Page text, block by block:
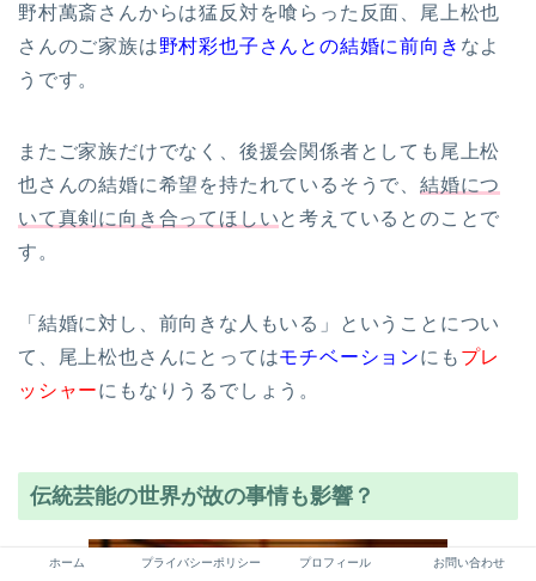
野村萬斎さんからは猛反対を喰らった反面、尾上松也
さんのご家族は野村彩也子さんとの結婚に前向き なよ
うです。
またご家族だけでなく、後援会関係者としても尾上松
也さんの結婚に希望を持たれているそうで、 結婚につ
いて真剣に向き合ってほしいと考えているとのことで
す。
「結婚に対し、前向きな人もいる」ということについ
て、尾上松也さんにとってはモチベーションにも プレ
ッシャーにもなりうるでしょう。
伝統芸能の世界が故の事情も影響？
ホーム プライバシーポリシー プロフィール お問い合わせ